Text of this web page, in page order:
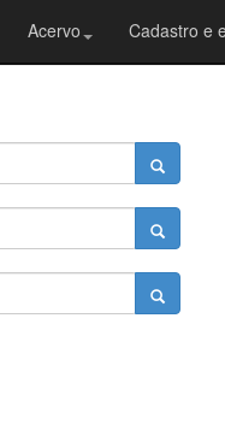
Acervo Cadastro e